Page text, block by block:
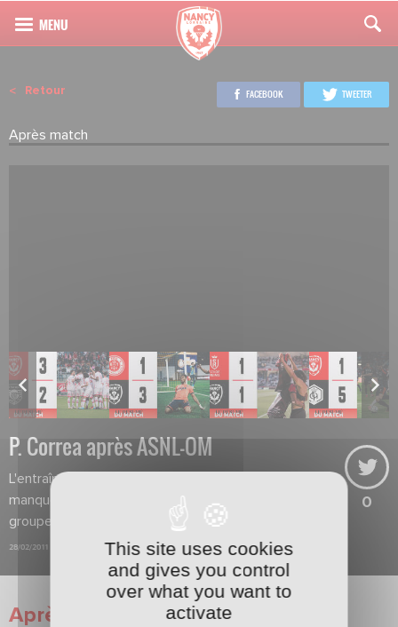
Retour
Après match
FACEBOOK TWEETER
P. Correa après ASNL-OM
L'entraîneur nancéien constate un
manque de rage au sein de son
groupe.
28/02/2011
0
Après match
This site uses cookies
and gives you control
over what you want to
activate